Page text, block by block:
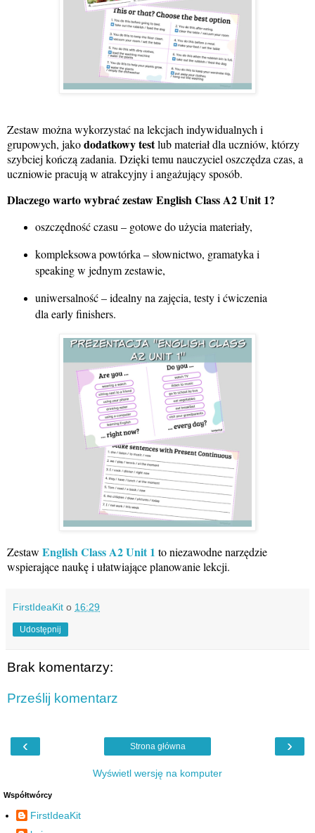
Zestaw można wykorzystać na lekcjach indywidualnych i
grupowych, jakododatkowy testlub materiał dla uczniów, którzy
szybciej kończą zadania. Dzięki temu nauczyciel oszczędza czas, a
uczniowie pracują w atrakcyjny i angażujący sposób.
Dlaczego warto wybrać zestaw English Class A2 Unit 1?
oszczędność czasu – gotowe do użycia materiały,
kompleksowa powtórka – słownictwo, gramatyka i
speaking w jednym zestawie,
uniwersalność – idealny na zajęcia, testy i ćwiczenia
dla early finishers.
Zestaw English Class A2 Unit 1 to niezawodne narzędzie
wspierające naukę i ułatwiające planowanie lekcji.
FirstIdeaKit o 16:29
Udostępnij
Brak komentarzy:
Prześlij komentarz
‹ ›
Strona główna
Wyświetl wersję na komputer
Współtwórcy
FirstIdeaKit